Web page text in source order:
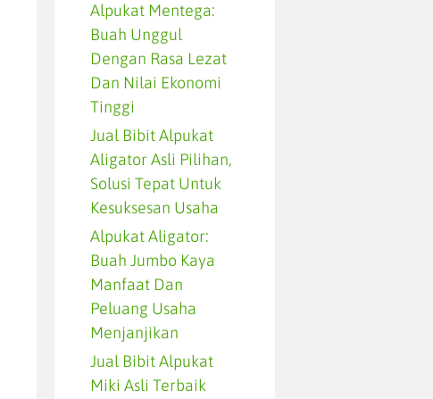
Alpukat Mentega:
Buah Unggul
Dengan Rasa Lezat
Dan Nilai Ekonomi
Tinggi
Jual Bibit Alpukat
Aligator Asli Pilihan,
Solusi Tepat Untuk
Kesuksesan Usaha
Alpukat Aligator:
Buah Jumbo Kaya
Manfaat Dan
Peluang Usaha
Menjanjikan
Jual Bibit Alpukat
Miki Asli Terbaik